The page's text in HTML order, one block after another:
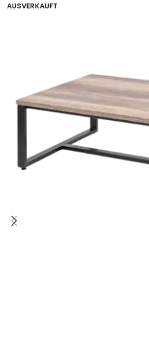
AUSVERKAUFT